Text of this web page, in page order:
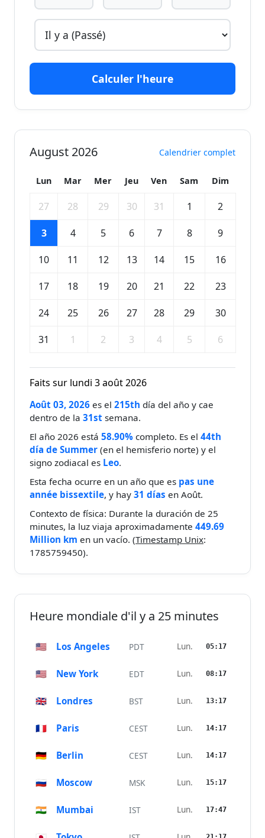
Calculer l'heure
August 2026 Calendrier complet
Lun Mar Mer Jeu Ven Sam Dim
27 28 29 30 31 1 2
3 4 5 6 7 8 9
10 11 12 13 14 15 16
17 18 19 20 21 22 23
24 25 26 27 28 29 30
31 1 2 3 4 5 6
Faits sur lundi 3 août 2026
Août 03, 2026 es el 215th día del año y cae
dentro de la 31st semana.
El año 2026 está 58.90% completo. Es el 44th
día de Summer (en el hemisferio norte) y el
signo zodiacal es Leo.
Esta fecha ocurre en un año que es pas une
année bissextile, y hay 31 días en Août.
Contexto de física: Durante la duración de 25
minutes, la luz viaja aproximadamente 449.69
Million km en un vacío. (Timestamp Unix:
1785759450).
Heure mondiale d'il y a 25 minutes
🇺🇸 Los Angeles PDT Lun. 05:17
🇺🇸 New York EDT Lun. 08:17
🇬🇧 Londres BST Lun. 13:17
🇫🇷 Paris CEST Lun. 14:17
🇩🇪 Berlin CEST Lun. 14:17
🇷🇺 Moscow MSK Lun. 15:17
🇮🇳 Mumbai IST Lun. 17:47